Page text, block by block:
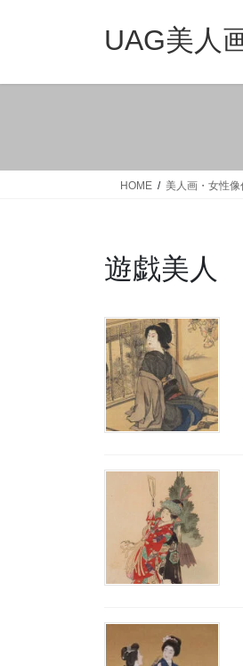
UAG美人
HOME 美人画・女性像
遊戯美人